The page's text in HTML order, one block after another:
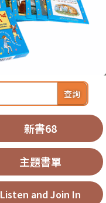
查詢
新書68
主題書單
Listen and Join In